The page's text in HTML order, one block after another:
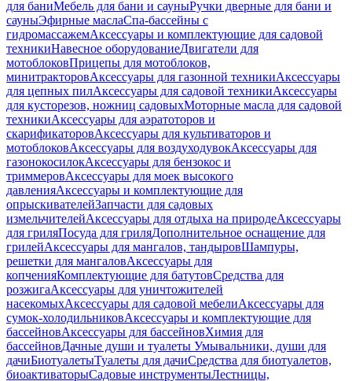
для баниМебель для бани и сауныРучки дверные для бани и
сауныЭфирные маслаСпа-бассейны с
гидромассажемАксессуары и комплектующие для садовой
техникиНавесное оборудованиеДвигатели для
мотоблоковПрицепы для мотоблоков,
минитракторовАксессуары для газонной техникиАксессуары
для цепных пилАксессуары для садовой техникиАксессуары
для кусторезов, ножниц садовыхМоторные масла для садовой
техникиАксессуары для аэратоторов и
скарификаторовАксессуары для культиваторов и
мотоблоковАксессуары для воздуходувокАксессуары для
газонокосилокАксессуары для бензокос и
триммеровАксессуары для моек высокого
давленияАксессуары и комплектующие для
опрыскивателейЗапчасти для садовых
измельчителейАксессуары для отдыха на природеАксессуары
для гриляПосуда для гриляДополнительное оснащение для
грилейАксессуары для мангалов, тандыровШампуры,
решетки для мангаловАксессуары для
копченияКомплектующие для батутовСредства для
розжигаАксессуары для уничтожителей
насекомыхАксессуары для садовой мебелиАксессуары для
сумок-холодильниковАксессуары и комплектующие для
бассейновАксессуары для бассейновХимия для
бассейновДачные души и туалеты Умывальники, души для
дачиБиотуалетыТуалеты для дачиСредства для биотуалетов,
биоактиваторыСадовые инструментыЛестницы,